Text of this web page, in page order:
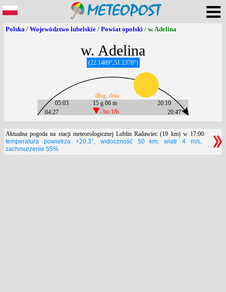
Polska / Województwo lubelskie / Powiat opolski / w. Adelina
w. Adelina
(22.1489°,51.1378°)
04:27
05:03
15 g 06 m
-3m 18s
dług. dnia
20:47
20:10
Aktualna pogoda na stacji meteorologicznej Lublin Radawiec (19 km) w 17:00:
temperatura powietrza +20.3°, widoczność 50 km, wiatr 4 m/s,
zachmurzenie 55%